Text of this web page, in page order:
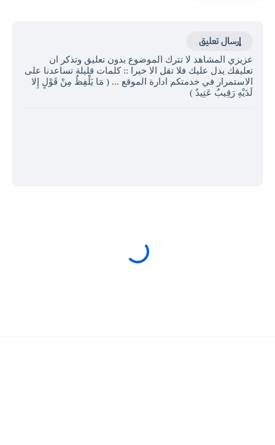
إرسال تعليق
عزيزي المشاهد لا تترك الموضوع بدون تعليق وتذكر ان
تعليقك يدل عليك فلا تقل الا خيرا :: كلمات قليلة تساعدنا على
الاستمرار في خدمتكم ادارة الموقع ... ( مَا يَلْفِظُ مِنْ قَوْلٍ إِلا
لَدَيْهِ رَقِيبٌ عَتِيدٌ )